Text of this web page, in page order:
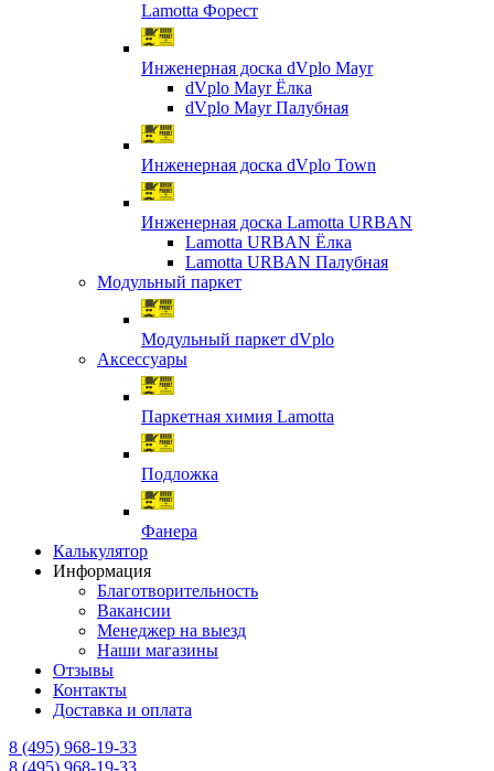
Lamotta Форест
Инженерная доска dVplo Mayr
dVplo Mayr Ёлка
dVplo Mayr Палубная
Инженерная доска dVplo Town
Инженерная доска Lamotta URBAN
Lamotta URBAN Ёлка
Lamotta URBAN Палубная
Модульный паркет
Модульный паркет dVplo
Аксессуары
Паркетная химия Lamotta
Подложка
Фанера
Калькулятор
Информация
Благотворительность
Вакансии
Менеджер на выезд
Наши магазины
Отзывы
Контакты
Доставка и оплата
8 (495) 968-19-33
8 (495) 968-19-33